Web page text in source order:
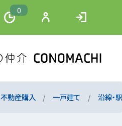
0
不動産購入 一戸建て 沿線・